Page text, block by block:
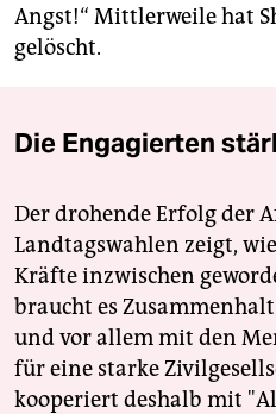
Angst!“ Mittlerweile hat
gelöscht.
Die Engagierten
Der drohende Erfolg der
Landtagswahlen zeigt,
Kräfte inzwischen
braucht es
und vor allem mit den
für eine starke
kooperiert deshalb mit